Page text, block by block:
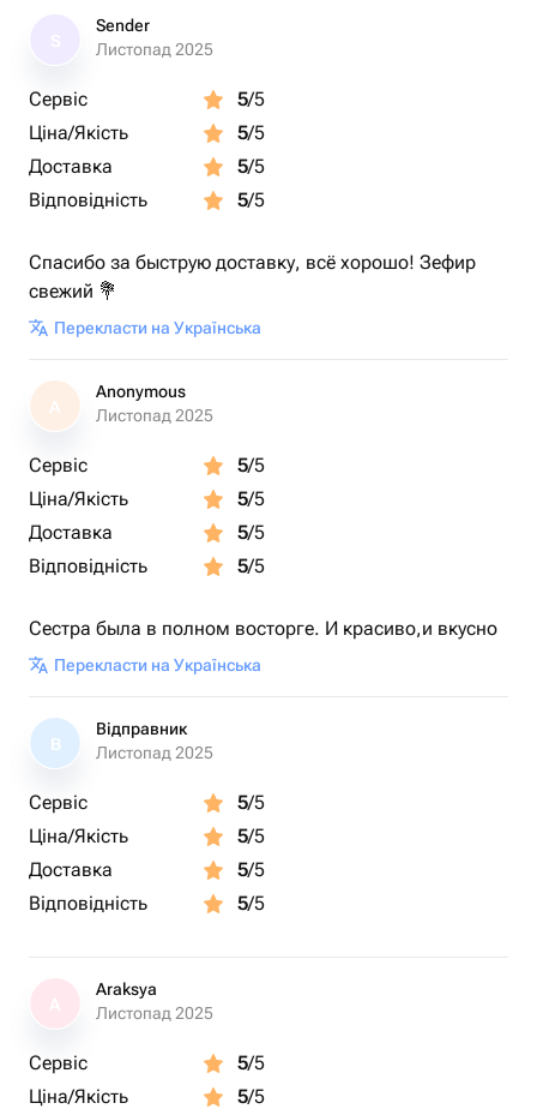
Sender
Листопад 2025
Сервіс 5/5
Ціна/Якість
5/5
Доставка
5/5
Відповідність
5/5
Спасибо за быструю доставку, всё хорошо! Зефир
свежий 💐
Перекласти на Українська
A
Anonymous
Листопад 2025
Сервіс 5/5
Ціна/Якість
5/5
Доставка
5/5
Відповідність
5/5
Сестра была в полном восторге. И красиво,и вкусно
Перекласти на Українська
В
Відправник
Листопад 2025
Сервіс 5/5
Ціна/Якість
5/5
Доставка
5/5
Відповідність
5/5
Araksya
Листопад 2025
Сервіс 5/5
Ціна/Якість
5/5